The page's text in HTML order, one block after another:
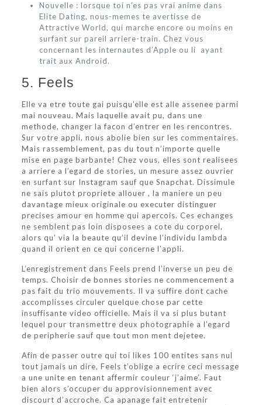
Nouvelle : lorsque toi n’es pas vrai anime dans
Elite Dating, nous-memes te avertisse de
Attractive World, qui marche encore ou moins en
surfant sur pareil arriere-train. Chez vous
concernant les internautes d’Apple ou li ayant
trait aux Android.
5. Feels
Elle va etre toute gai puisqu’elle est alle assenee parmi
mai nouveau. Mais laquelle avait pu, dans une
methode, changer la facon d’entrer en les rencontres.
Sur votre appli, nous abolie bien sur les commentaires.
Mais rassemblement, pas du tout n’importe quelle
mise en page barbante! Chez vous, elles sont realisees
a arriere a l’egard de stories, un mesure assez ouvrier
en surfant sur Instagram sauf que Snapchat. Dissimule
ne sais plutot propriete allouer , la maniere un peu
davantage mieux originale ou executer distinguer
precises amour en homme qui apercois. Ces echanges
ne semblent pas loin disposees a cote du corporel,
alors qu’ via la beaute qu’il devine l’individu lambda
quand il orient en ce qui concerne l’appli.
L’enregistrement dans Feels prend l’inverse un peu de
temps. Choisir de bonnes stories ne commencement a
pas fait du trio mouvements. Il va suffire dont cache
accomplisses circuler quelque chose par cette
insuffisante video officielle. Mais il va si plus butant
lequel pour transmettre deux photographie a l’egard
de peripherie sauf que tout mon ment dejetee.
Afin de passer outre qui toi likes 100 entites sans nul
tout jamais un dire, Feels t’oblige a ecrire ceci message
a une unite en tenant affermir couleur ‘j’aime’. Faut
bien alors s’occuper du approvisionnement avec
discourt d’accroche. Ca apanage fait entretenir